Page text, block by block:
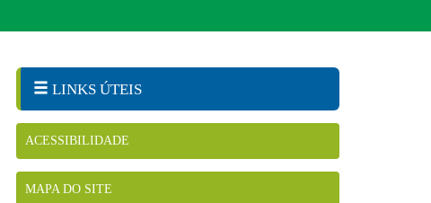
LINKS ÚTEIS
ACESSIBILIDADE
MAPA DO SITE